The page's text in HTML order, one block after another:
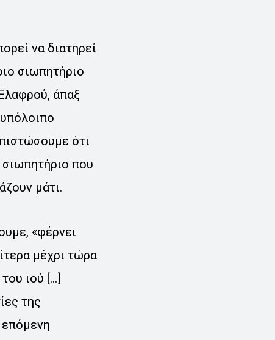
να διατηρεί
σιωπητήριο
άπαξ
ότι
που
μάτι.
«φέρνει
μέχρι τώρα
ιού […]
της